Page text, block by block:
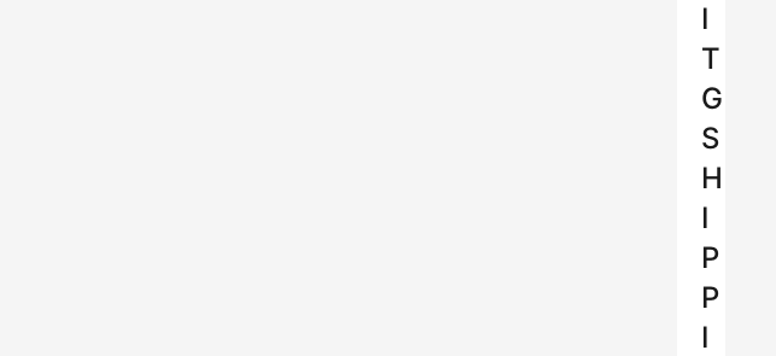
I
T
G
S
H
I
P
P
I